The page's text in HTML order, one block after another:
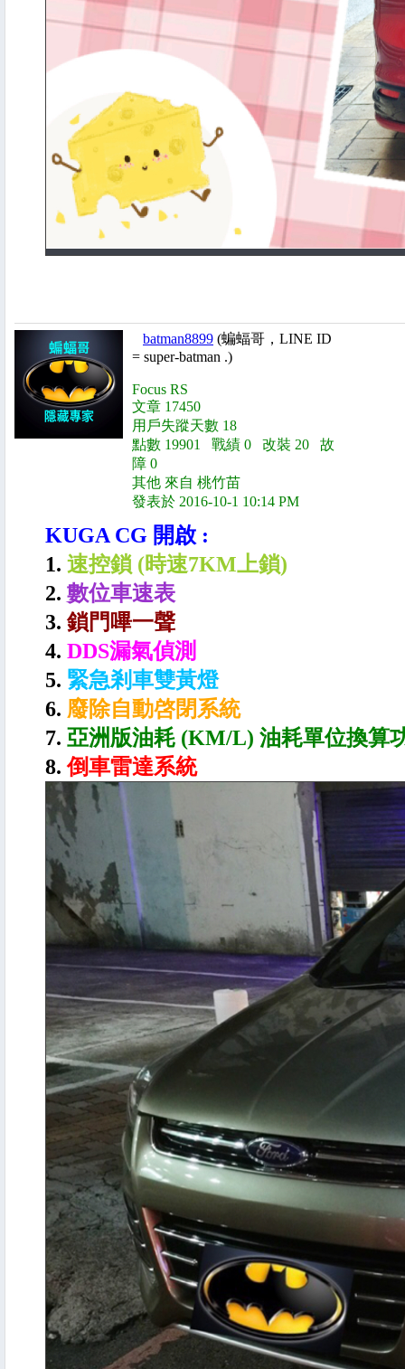
batman8899 (蝙蝠哥，LINE ID
= super-batman .)
Focus RS
文章 17450
用戶失蹤天數 18
點數 19901 戰績 0 改裝 20 故
障 0
其他 來自 桃竹苗
發表於 2016-10-1 10:14 PM
KUGA CG 開啟 :
1. 速控鎖 (時速7KM上鎖)
2. 數位車速表
3. 鎖門嗶一聲
4. DDS漏氣偵測
5. 緊急剎車雙黃燈
6. 廢除自動啓閉系統
7. 亞洲版油耗 (KM/L) 油耗單位換算
8.倒車雷達系統